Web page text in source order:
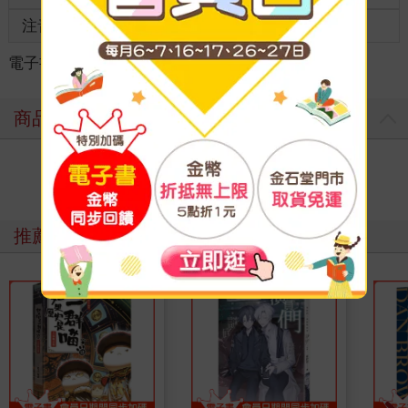
注音
有注音 級別
電子書 ＞ 參考書 ＞ 其他參考書 ＞ 其他參考書
商品評價
寫評價
推薦必看